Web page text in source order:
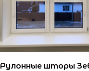
Рулонные шторы